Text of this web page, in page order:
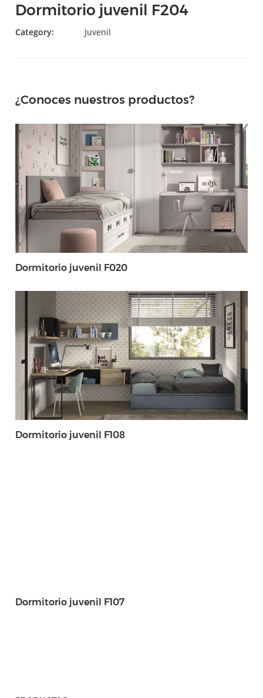
Dormitorio juvenil F204
Category: Juvenil
¿Conoces nuestros productos?
Dormitorio juvenil F020
Dormitorio juvenil F108
Dormitorio juvenil F107